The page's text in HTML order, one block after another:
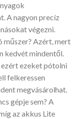
A nagyon precíz
végezni.
műszer? Azért, mert
kedvét mindentől.
ezeket pótolni
felkeressen
megvásárolhat.
gépje sem? A
az akkus Lite